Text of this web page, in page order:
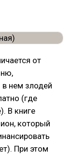
от
в нем злодей
(где
В книге
который
При этом